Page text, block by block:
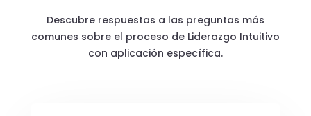
Descubre respuestas a las preguntas más
comunes sobre el proceso de Liderazgo Intuitivo
con aplicación específica.